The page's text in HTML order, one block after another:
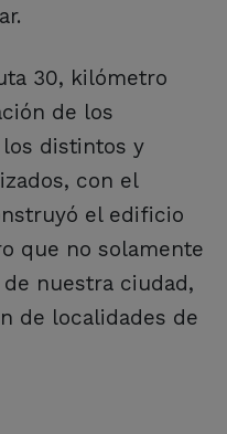
30, kilómetro
de los
distintos y
con el
el edificio
que no solamente
nuestra ciudad,
de localidades de